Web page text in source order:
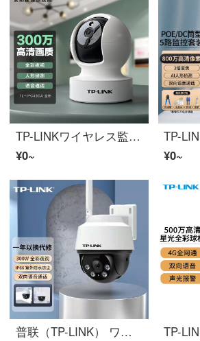
TP-LINKワイヤレス監視防犯カメラ 室内家用高赤外線清夜視モニター 360°パノラマスピン雲台スマホリモートでインテリジェントインターネットビデオカメラ TL-IPC43CAフルカラー夜視 无内存
¥0~
¥0~
普联（TP-LINK） ワイヤレスwifi監視室外防水防犯カメラインテリジェント監視ビデオカメラ声光警報HD雲台语音对讲自动跟拍 IPC632-A4丨300万フルカラースピン球机语音对讲 含128G高速メモリカード录像回放14天左右